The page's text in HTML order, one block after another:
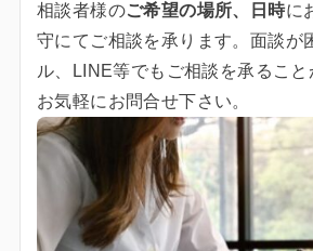
相談者様のご希望の場所、日時に
守にてご相談を承ります。面談が
ル、LINE等でもご相談を承るこ
お気軽にお問合せ下さい。